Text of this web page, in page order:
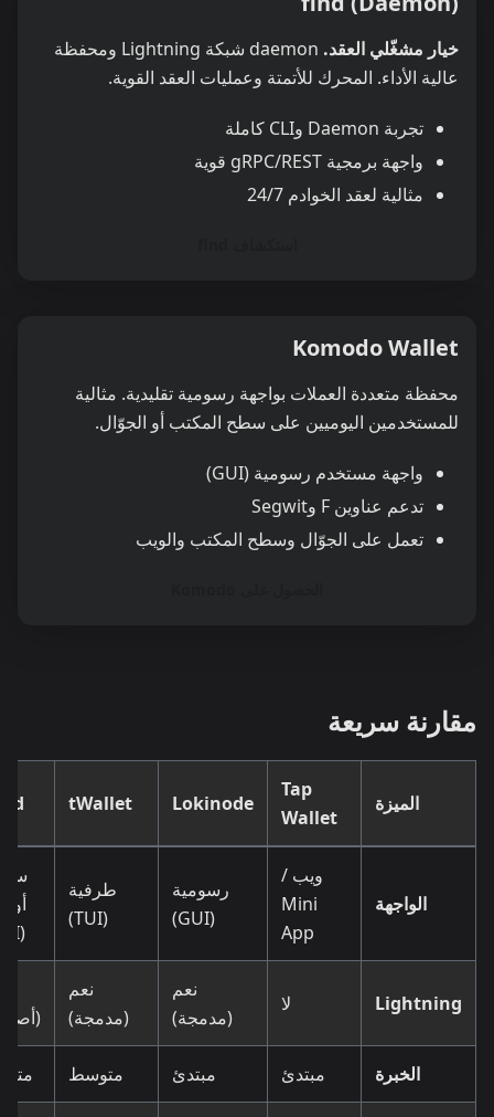
خيار مشغّلي العقد.
daemon شبكة Lightning ومحفظة
عالية الأداء. المحرك للأتمتة وعمليات العقد القوية.
تجربة Daemon وCLI كاملة
واجهة برمجية gRPC/REST قوية
مثالية لعقد الخوادم 24/7
Komodo Wallet
محفظة متعددة العملات بواجهة رسومية تقليدية. مثالية
للمستخدمين اليوميين على سطح المكتب أو الجوّال.
واجهة مستخدم رسومية (GUI)
تدعم عناوين F وSegwit
تعمل على الجوّال وسطح المكتب والويب
مقارنة سريعة
الميزة
Tap
Wallet
Lokinode
tWallet
الواجهة
ويب /
Mini
App
رسومية
(GUI)
طرفية
(TUI)
(CLI)
Lightning لا
نعم
(مدمجة)
نعم
(مدمجة)
الخبرة مبتدئ مبتدئ متوسط